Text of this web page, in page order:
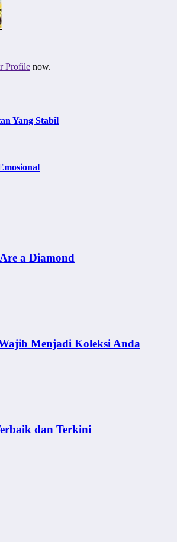
Profile now.
Yang Stabil
a Diamond
Menjadi Koleksi Anda
dan Terkini